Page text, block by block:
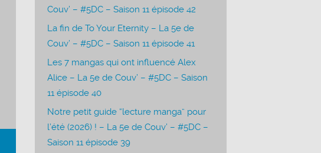
Couv’ – #5DC – Saison 11 épisode 42
La fin de To Your Eternity – La 5e de
Couv’ – #5DC – Saison 11 épisode 41
Les 7 mangas qui ont influencé Alex
Alice – La 5e de Couv’ – #5DC – Saison
11 épisode 40
Notre petit guide “lecture manga” pour
l’été (2026) ! – La 5e de Couv’ – #5DC –
Saison 11 épisode 39